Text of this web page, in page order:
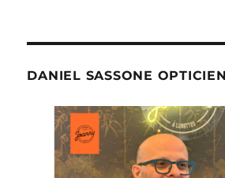
DANIEL SASSONE